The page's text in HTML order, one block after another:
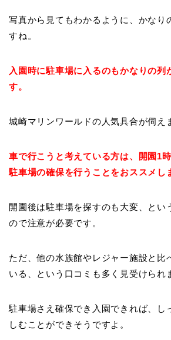
写真から見てもわかるように、かなり
すね。
入園時に駐車場に入るのもかなりの列
す。
城崎マリンワールドの人気具合が伺え
車で行こうと考えている方は、開園1
駐車場の確保を行うことをおススメし
開園後は駐車場を探すのも大変、とい
ので注意が必要です。
ただ、他の水族館やレジャー施設と比
いる、という口コミも多く見受けられ
駐車場さえ確保でき入園できれば、し
しむことができそうですよ。